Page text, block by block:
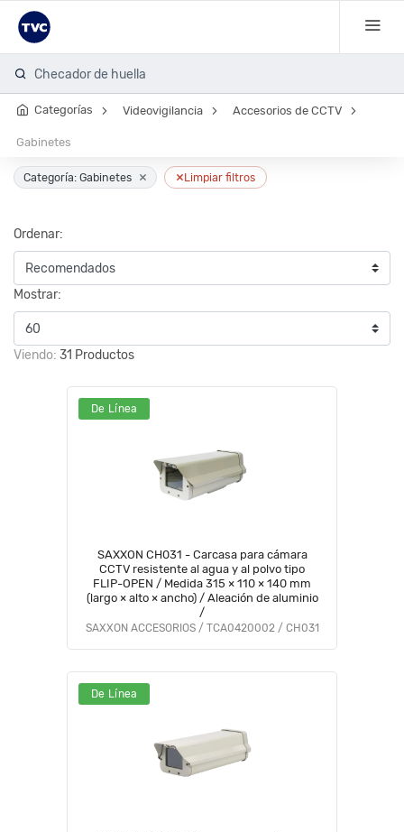
Checador de huella
Categorías Videovigilancia Accesorios de CCTV
Gabinetes
Categoría: Gabinetes × ×Limpiar filtros
Ordenar:
Mostrar:
Viendo: 31 Productos
De Línea
SAXXON CH031 - Carcasa para cámara
CCTV resistente al agua y al polvo tipo
FLIP-OPEN / Medida 315 × 110 × 140 mm
(largo × alto × ancho) / Aleación de aluminio
/
SAXXON ACCESORIOS / TCA0420002 / CH031
De Línea